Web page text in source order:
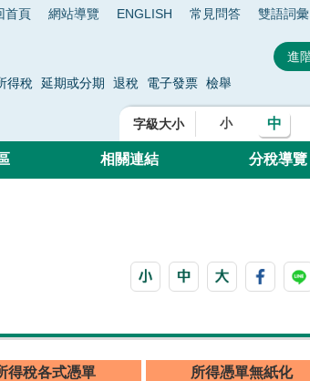
首頁 網站導覽 ENGLISH 常見問答 雙語詞彙
得稅 延期或分期 退稅 電子發票 檢舉
字級大小 小 中
相關連結 分稅導覽
得稅各式憑單
所得憑單無紙化